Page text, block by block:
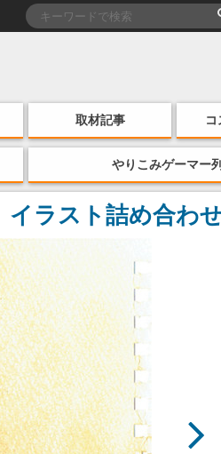
取材記事
やりこみゲーマー
イラスト詰め合わ